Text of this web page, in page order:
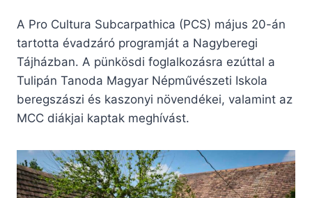
A Pro Cultura Subcarpathica (PCS) május 20-án
tartotta évadzáró programját a Nagyberegi
Tájházban. A pünkösdi foglalkozásra ezúttal a
Tulipán Tanoda Magyar Népművészeti Iskola
beregszászi és kaszonyi növendékei, valamint az
MCC diákjai kaptak meghívást.